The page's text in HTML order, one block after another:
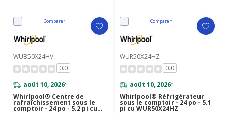
Comparer
WUB50X24HV
0.0
août 10, 2026*
Whirlpool® Centre de
rafraîchissement sous le
comptoir - 24 po - 5.2 pi cu
Comparer
WUR50X24HZ
0.0
août 10, 2026*
Whirlpool® Réfrigérateur
sous le comptoir - 24 po - 5.1
pi cu WUR50X24HZ